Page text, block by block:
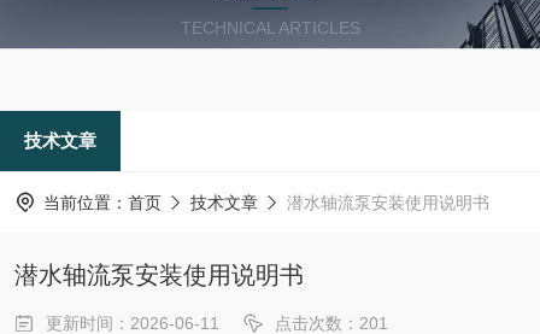
TECHNICAL ARTICLES
技术文章
当前位置： 首页 技术文章 潜水轴流泵安装使用说明书
潜水轴流泵安装使用说明书
更新时间：2026-06-11 点击次数：201